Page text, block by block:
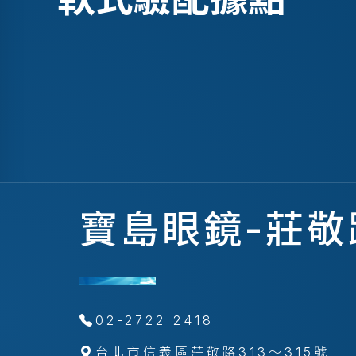
寶島眼鏡-莊
02-2722 2418
台北市信義區莊敬路313～315號